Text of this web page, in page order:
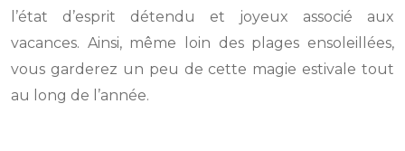
l’état d’esprit détendu et joyeux associé aux
vacances. Ainsi, même loin des plages ensoleillées,
vous garderez un peu de cette magie estivale tout
au long de l’année.